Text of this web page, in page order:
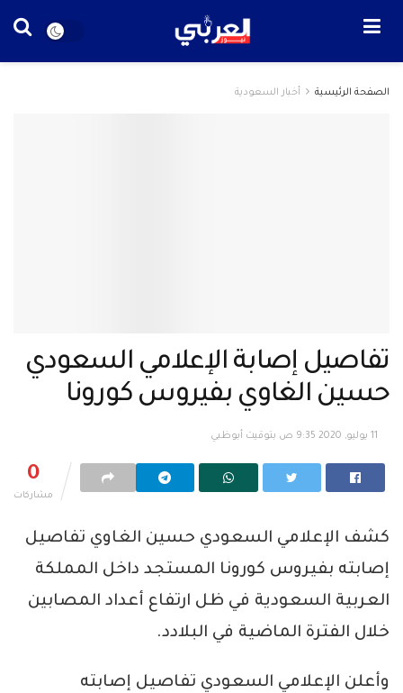
الصفحة الرئيسية أخبار السعودية
تفاصيل إصابة الإعلامي السعودي
حسين الغاوي بفيروس كورونا
11 يوليو, 2020 9:35 ص بتوقيت أبوظبي
0
مشاركات
كشف الإعلامي السعودي حسين الغاوي تفاصيل
إصابته بفيروس كورونا المستجد داخل المملكة
العربية السعودية في ظل ارتفاع أعداد المصابين
خلال الفترة الماضية في البلادد.
وأعلن الإعلامي السعودي تفاصيل إصابته